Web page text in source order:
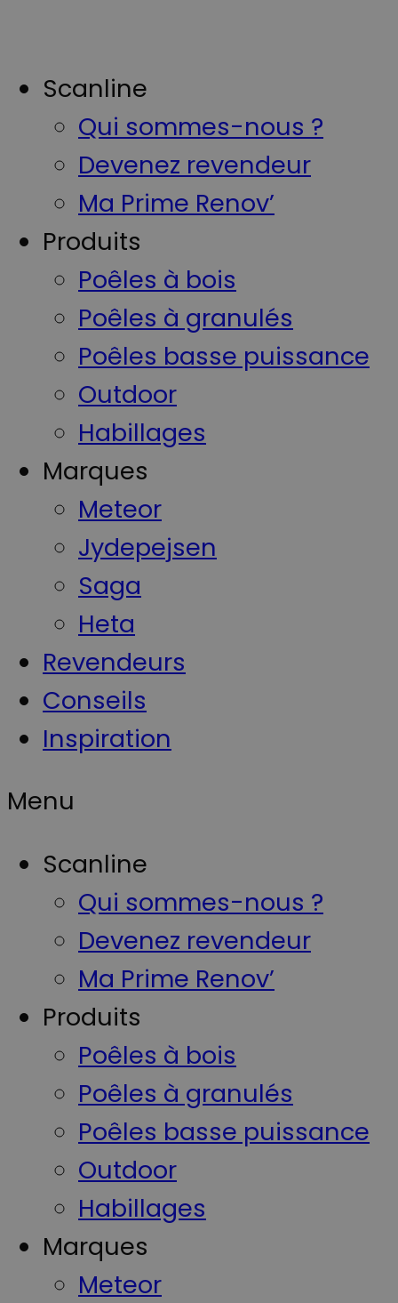
Scanline
Qui sommes-nous ?
Devenez revendeur
Ma Prime Renov’
Produits
Poêles à bois
Poêles à granulés
Poêles basse puissance
Outdoor
Habillages
Marques
Meteor
Jydepejsen
Saga
Heta
Revendeurs
Conseils
Inspiration
Menu
Scanline
Qui sommes-nous ?
Devenez revendeur
Ma Prime Renov’
Produits
Poêles à bois
Poêles à granulés
Poêles basse puissance
Outdoor
Habillages
Marques
Meteor